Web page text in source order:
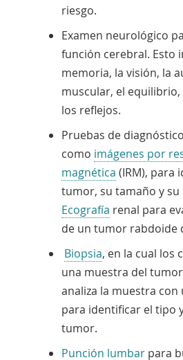
riesgo.
Examen neurológico
función cerebral. Esto
memoria, la visión, la
muscular, el
los reflejos.
Pruebas de
como imágenes por
magnética (IRM), para
tumor, su tamaño y su
Ecografía renal para
de un tumor rabdoide
Biopsia, en la cual los
una muestra del
analiza la muestra
para identificar el tipo
tumor.
Punción lumbarpara